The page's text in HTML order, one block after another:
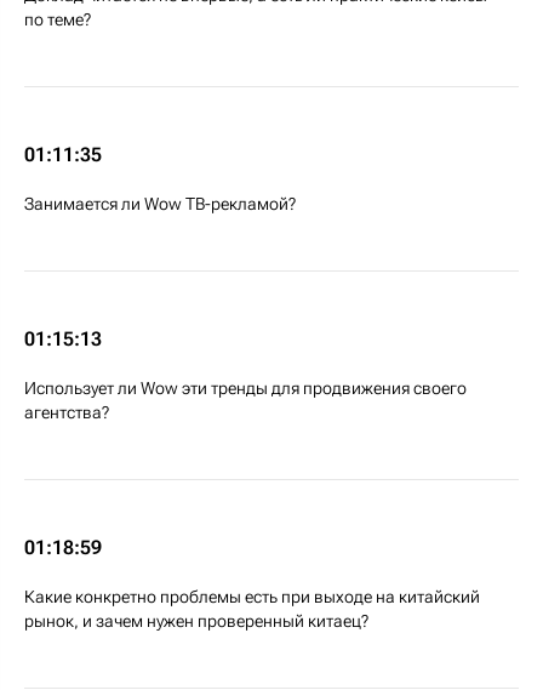
по теме?
01:11:35
Занимается ли Wow ТВ-рекламой?
01:15:13
Использует ли Wow эти тренды для продвижения своего
агентства?
01:18:59
Какие конкретно проблемы есть при выходе на китайский
рынок, и зачем нужен проверенный китаец?